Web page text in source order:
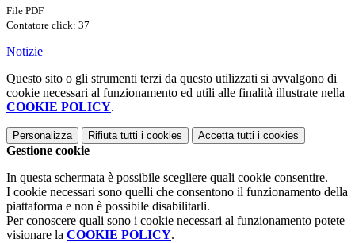
File PDF
Contatore click: 37
Notizie
Questo sito o gli strumenti terzi da questo utilizzati si avvalgono di
cookie necessari al funzionamento ed utili alle finalità illustrate nella
COOKIE POLICY.
Personalizza Rifiuta tutti i cookies Accetta tutti i cookies
Gestione cookie
In questa schermata è possibile scegliere quali cookie consentire.
I cookie necessari sono quelli che consentono il funzionamento della
piattaforma e non è possibile disabilitarli.
Per conoscere quali sono i cookie necessari al funzionamento potete
visionare la COOKIE POLICY.